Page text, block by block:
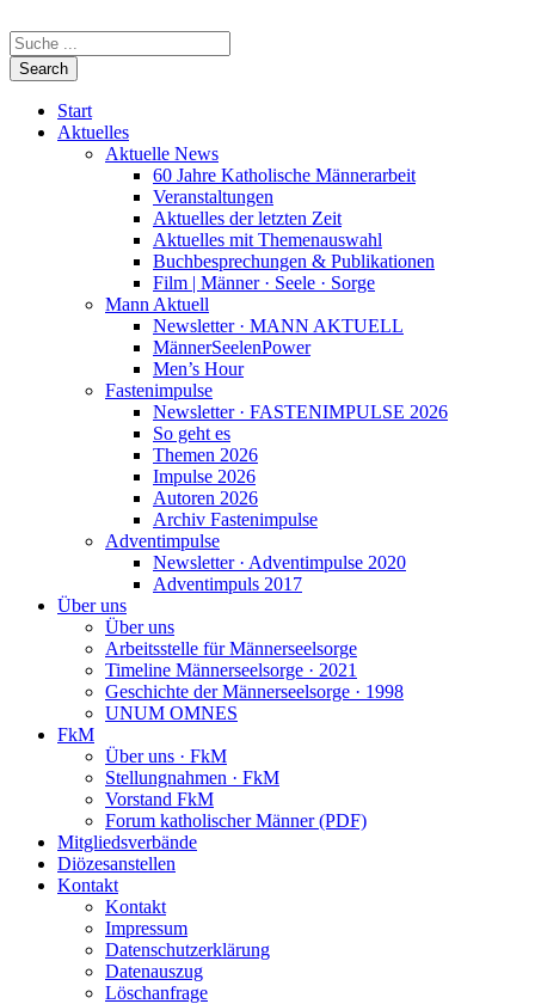
Start
Aktuelles
Aktuelle News
60 Jahre Katholische Männerarbeit
Veranstaltungen
Aktuelles der letzten Zeit
Aktuelles mit Themenauswahl
Buchbesprechungen & Publikationen
Film | Männer · Seele · Sorge
Mann Aktuell
Newsletter · MANN AKTUELL
MännerSeelenPower
Men’s Hour
Fastenimpulse
Newsletter · FASTENIMPULSE 2026
So geht es
Themen 2026
Impulse 2026
Autoren 2026
Archiv Fastenimpulse
Adventimpulse
Newsletter · Adventimpulse 2020
Adventimpuls 2017
Über uns
Über uns
Arbeitsstelle für Männerseelsorge
Timeline Männerseelsorge · 2021
Geschichte der Männerseelsorge · 1998
UNUM OMNES
FkM
Über uns · FkM
Stellungnahmen · FkM
Vorstand FkM
Forum katholischer Männer (PDF)
Mitgliedsverbände
Diözesanstellen
Kontakt
Kontakt
Impressum
Datenschutzerklärung
Datenauszug
Löschanfrage